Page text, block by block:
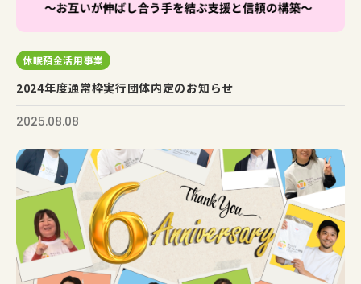
休眠預金活用事業
2024年度通常枠実行団体内定のお知らせ
2025.08.08